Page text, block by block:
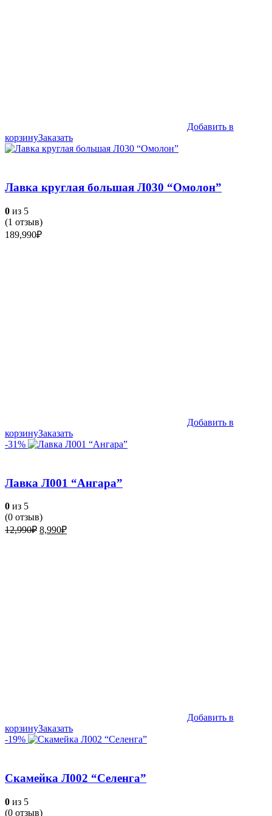
Добавить в
корзинуЗаказать
Лавка круглая большая Л030 “Омолон”
0 из 5
(1 отзыв)
189,990₽
Добавить в
корзинуЗаказать
-31%
Лавка Л001 “Ангара”
0 из 5
(0 отзыв)
12,990₽ Первоначальная
8,990₽Текущая
Добавить в
корзинуЗаказать
-19%
Скамейка Л002 “Селенга”
0 из 5
(0 отзыв)